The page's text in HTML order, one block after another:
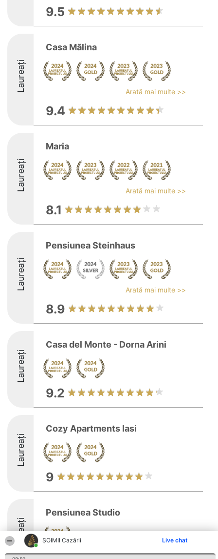
ȘOIMII Cazării Live chat
9.5
Laureați
Casa Mălina
Arată mai multe >>
9.4
Laureați
Maria
Arată mai multe >>
8.1
Laureați
Pensiunea Steinhaus
Arată mai multe >>
8.9
Laureați
Casa del Monte - Dorna Arini
9.2
Laureați
Cozy Apartments Iasi
9
Laureați
Pensiunea Studio